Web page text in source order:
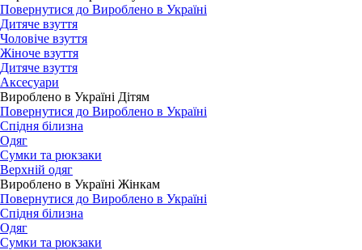
Повернутися до Вироблено в Україні
Дитяче взуття
Чоловіче взуття
Жіноче взуття
Дитяче взуття
Аксесуари
Вироблено в Україні Дітям
Повернутися до Вироблено в Україні
Спідня білизна
Одяг
Сумки та рюкзаки
Верхній одяг
Вироблено в Україні Жінкам
Повернутися до Вироблено в Україні
Спідня білизна
Одяг
Сумки та рюкзаки